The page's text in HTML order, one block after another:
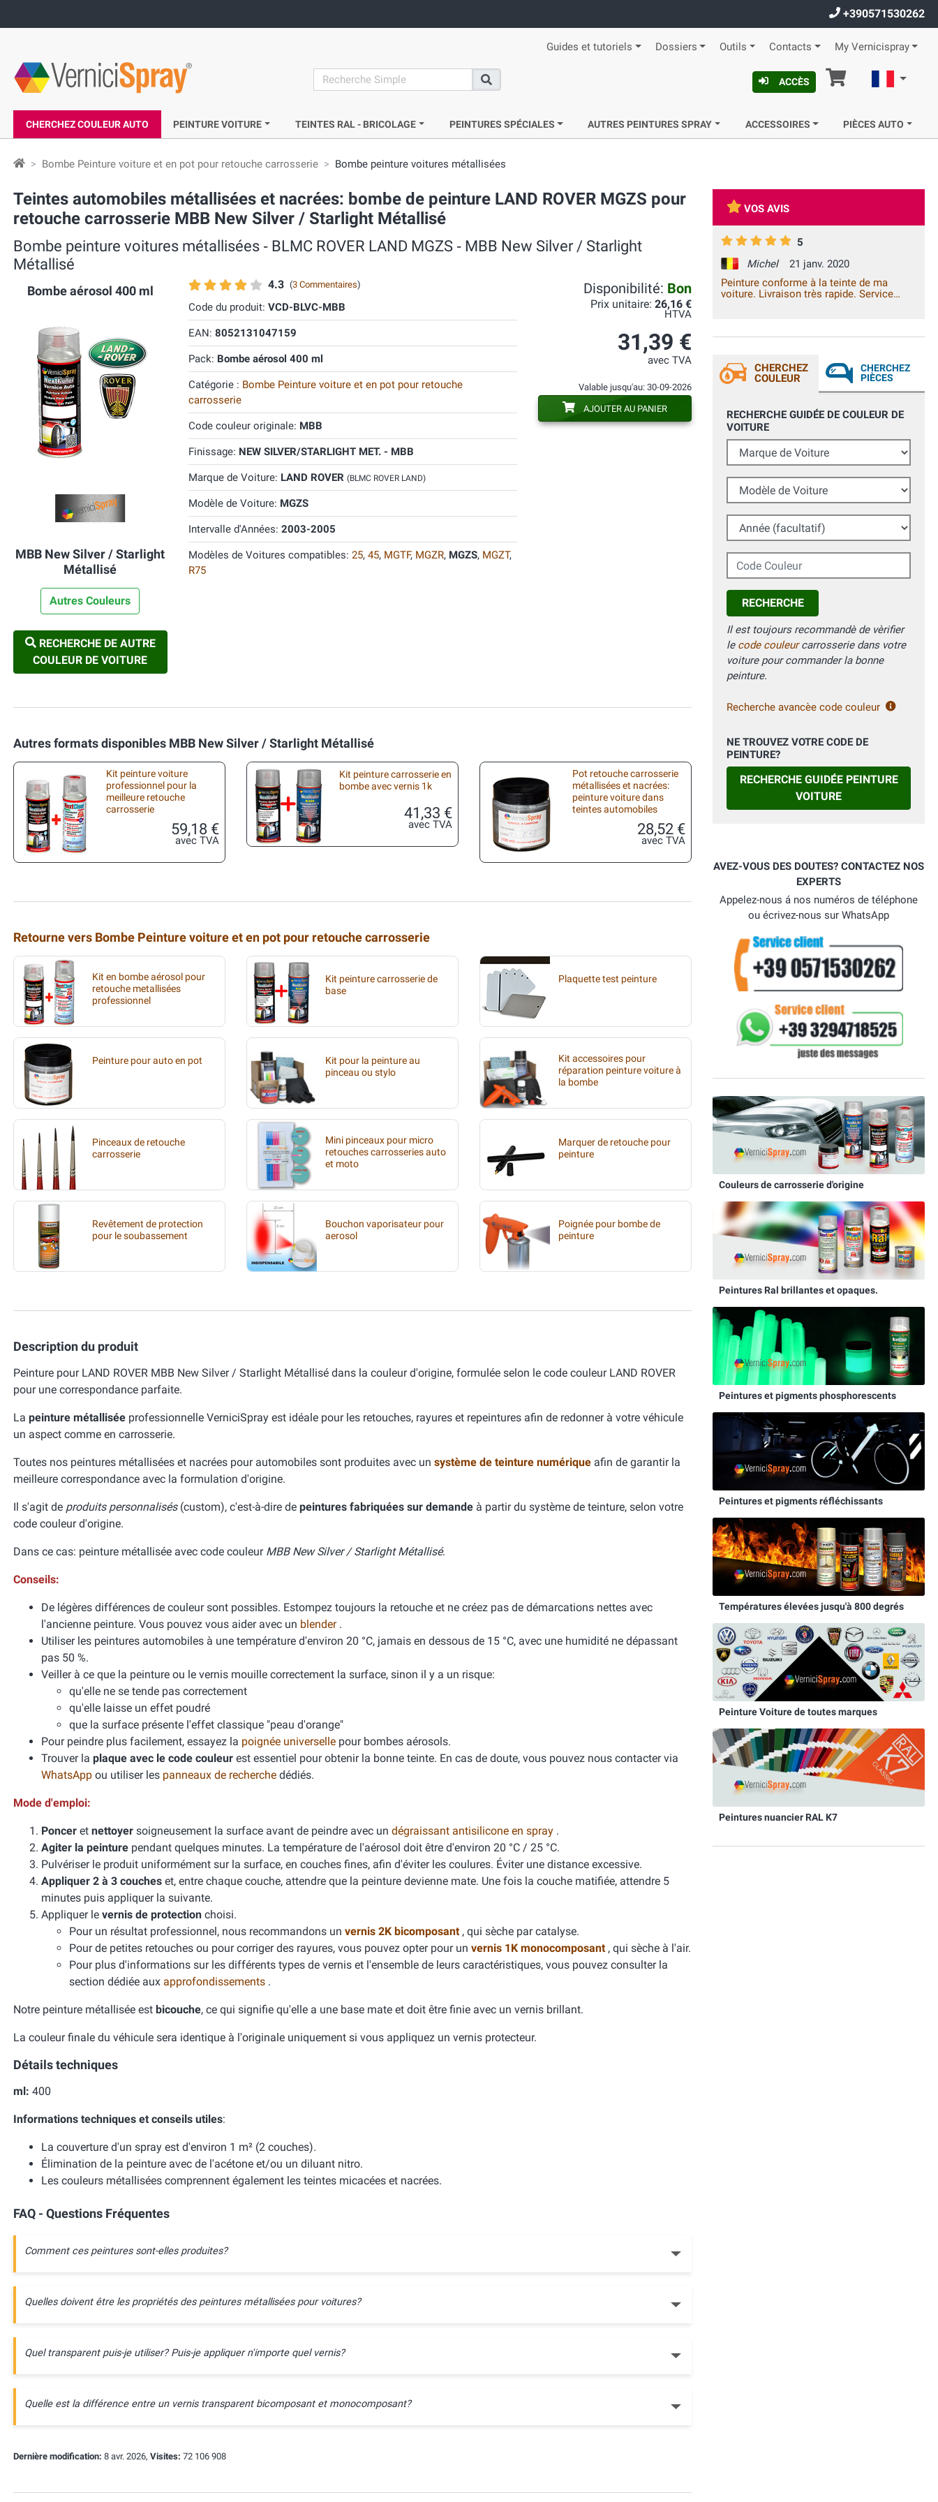
+390571530262
Guides et tutoriels Dossiers Outils Contacts My Vernicispray
search
Recherche
ACCÈS Panier
CHERCHEZ COULEUR AUTO PEINTURE VOITURE TEINTES RAL - BRICOLAGE PEINTURES SPÉCIALES AUTRES PEINTURES SPRAY ACCESSOIRES PIÈCES AUTO
Bombe Peinture voiture et en pot pour retouche carrosserie Bombe peinture voitures métallisées
Teintes automobiles métallisées et nacrées: bombe de peinture LAND ROVER MGZS pour
retouche carrosserie MBB New Silver / Starlight Métallisé
Bombe peinture voitures métallisées ‐ BLMC ROVER LAND MGZS ‐ MBB New Silver / Starlight
Métallisé
Bombe aérosol 400 ml
MBB New Silver / Starlight
Métallisé
Autres Couleurs
RECHERCHE DE AUTRE
COULEUR DE VOITURE
4.3 (3 Commentaires)
Code du produit: VCD-BLVC-MBB
EAN: 8052131047159
Pack: Bombe aérosol 400 ml
Catégorie : Bombe Peinture voiture et en pot pour retouche
carrosserie
Code couleur originale: MBB
Finissage: NEW SILVER/STARLIGHT MET. - MBB
Marque de Voiture: LAND ROVER (BLMC ROVER LAND)
Modèle de Voiture: MGZS
Intervalle d'Années: 2003-2005
Modèles de Voitures compatibles: 25, 45, MGTF, MGZR, MGZS, MGZT,
R75
Disponibilité: Bon
Prix unitaire: 26,16 €
HTVA
31,39 €
avec TVA
Valable jusqu'au: 30-09-2026
AJOUTER AU PANIER
Autres formats disponibles MBB New Silver / Starlight Métallisé
Kit peinture voiture
professionnel pour la
meilleure retouche
carrosserie
59,18 €
avec TVA
Kit peinture carrosserie en
bombe avec vernis 1k
41,33 €
avec TVA
Pot retouche carrosserie
métallisées et nacrées:
peinture voiture dans
teintes automobiles
28,52 €
avec TVA
Retourne vers Bombe Peinture voiture et en pot pour retouche carrosserie
Kit en bombe aérosol pour
retouche metallisées
professionnel
Kit peinture carrosserie de
base
Plaquette test peinture
Peinture pour auto en pot
Kit pour la peinture au
pinceau ou stylo
Kit accessoires pour
réparation peinture voiture à
la bombe
Pinceaux de retouche
carrosserie
Mini pinceaux pour micro
retouches carrosseries auto
et moto
Marquer de retouche pour
peinture
Revêtement de protection
pour le soubassement
Bouchon vaporisateur pour
aerosol
Poignée pour bombe de
peinture
Description du produit
Peinture pour LAND ROVER MBB New Silver / Starlight Métallisé dans la couleur d'origine, formulée selon le code couleur LAND ROVER
pour une correspondance parfaite.
La peinture métallisée professionnelle VerniciSpray est idéale pour les retouches, rayures et repeintures afin de redonner à votre véhicule
un aspect comme en carrosserie.
Toutes nos peintures métallisées et nacrées pour automobiles sont produites avec un système de teinture numérique afin de garantir la
meilleure correspondance avec la formulation d'origine.
Il s'agit de produits personnalisés(custom), c'est-à-dire de peintures fabriquées sur demande à partir du système de teinture, selon votre
code couleur d'origine.
Dans ce cas: peinture métallisée avec code couleur MBB New Silver / Starlight Métallisé.
Conseils:
De légères différences de couleur sont possibles. Estompez toujours la retouche et ne créez pas de démarcations nettes avec
l'ancienne peinture. Vous pouvez vous aider avec un blender .
Utiliser les peintures automobiles à une température d'environ 20 °C, jamais en dessous de 15 °C, avec une humidité ne dépassant
pas 50 %.
Veiller à ce que la peinture ou le vernis mouille correctement la surface, sinon il y a un risque:
qu'elle ne se tende pas correctement
qu'elle laisse un effet poudré
que la surface présente l'effet classique "peau d'orange"
Pour peindre plus facilement, essayez la poignée universelle pour bombes aérosols.
Trouver la plaque avec le code couleur est essentiel pour obtenir la bonne teinte. En cas de doute, vous pouvez nous contacter via
WhatsApp ou utiliser les panneaux de recherche dédiés.
Mode d'emploi:
Poncer et nettoyer soigneusement la surface avant de peindre avec un dégraissant antisilicone en spray .
Agiter la peinture pendant quelques minutes. La température de l'aérosol doit être d'environ 20 °C / 25 °C.
Pulvériser le produit uniformément sur la surface, en couches fines, afin d'éviter les coulures. Éviter une distance excessive.
Appliquer 2 à 3 couches et, entre chaque couche, attendre que la peinture devienne mate. Une fois la couche matifiée, attendre 5
minutes puis appliquer la suivante.
Appliquer le vernis de protection choisi.
Pour un résultat professionnel, nous recommandons un vernis 2K bicomposant , qui sèche par catalyse.
Pour de petites retouches ou pour corriger des rayures, vous pouvez opter pour un vernis 1K monocomposant , qui sèche à l'air.
Pour plus d'informations sur les différents types de vernis et l'ensemble de leurs caractéristiques, vous pouvez consulter la
section dédiée aux approfondissements .
Notre peinture métallisée est bicouche, ce qui signifie qu'elle a une base mate et doit être finie avec un vernis brillant.
La couleur finale du véhicule sera identique à l'originale uniquement si vous appliquez un vernis protecteur.
Détails techniques
ml: 400
Informations techniques et conseils utiles:
La couverture d'un spray est d'environ 1 m² (2 couches).
Élimination de la peinture avec de l'acétone et/ou un diluant nitro.
Les couleurs métallisées comprennent également les teintes micacées et nacrées.
FAQ - Questions Fréquentes
Comment ces peintures sont-elles produites?
Quelles doivent être les propriétés des peintures métallisées pour voitures?
Quel transparent puis-je utiliser? Puis-je appliquer n'importe quel vernis?
Quelle est la différence entre un vernis transparent bicomposant et monocomposant?
Dernière modification: 8 avr. 2026, Visites: 72 106 908
VOS AVIS
5
Michel
21 janv. 2020
Peinture conforme à la teinte de ma
voiture. Livraison très rapide. Service
CHERCHEZ
COULEUR
CHERCHEZ
PIÈCES
RECHERCHE GUIDÉE DE COULEUR DE
VOITURE
Marque de Voiture
Modèle de Voiture
Année (facultatif)
Code Couleur
RECHERCHE
Il est toujours recommandè de vèrifier
le code couleurcarrosserie dans votre
voiture pour commander la bonne
peinture.
Recherche avancèe code couleur
NE TROUVEZ VOTRE CODE DE
PEINTURE?
RECHERCHE GUIDÉE PEINTURE
VOITURE
AVEZ-VOUS DES DOUTES? CONTACTEZ NOS
EXPERTS
Appelez-nous á nos numéros de téléphone
ou écrivez-nous sur WhatsApp
Couleurs de carrosserie d'origine
Peintures Ral brillantes et opaques.
Peintures et pigments phosphorescents
Peintures et pigments réfléchissants
Températures élevées jusqu'à 800 degrés
Peinture Voiture de toutes marques
Peintures nuancier RAL K7